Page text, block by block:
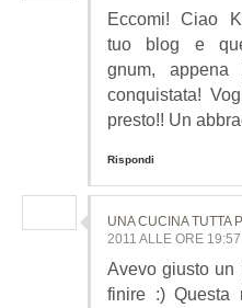
Eccomi! Ciao
tuo blog e
gnum,
conquistata!
presto!! Un
Rispondi
UNA CUCINA TUTTA
2011 ALLE ORE 19:57
Avevo giusto un
finire :) Questa